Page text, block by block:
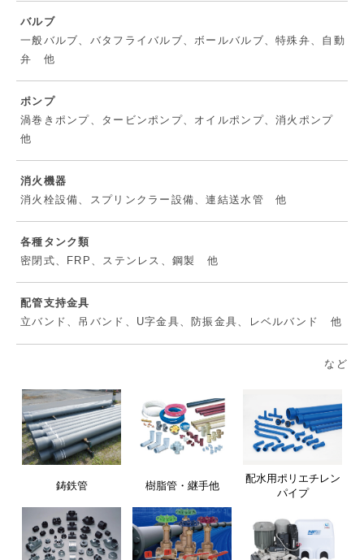
バルブ
一般バルブ、バタフライバルブ、ボールバルブ、特殊弁、自動
弁 他
ポンプ
渦巻きポンプ、タービンポンプ、オイルポンプ、消火ポンプ
他
消火機器
消火栓設備、スプリンクラー設備、連結送水管 他
各種タンク類
密閉式、FRP、ステンレス、鋼製 他
配管支持金具
立バンド、吊バンド、U字金具、防振金具、レベルバンド 他
など
鋳鉄管 樹脂管・継手他
配水用ポリエチレン
パイプ